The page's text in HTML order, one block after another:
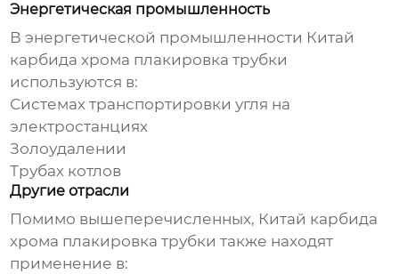
Энергетическая промышленность
В энергетической промышленности Китай
карбида хрома плакировка трубки
используются в:
Системах транспортировки угля на
электростанциях
Золоудалении
Трубах котлов
Другие отрасли
Помимо вышеперечисленных, Китай карбида
хрома плакировка трубки также находят
применение в: